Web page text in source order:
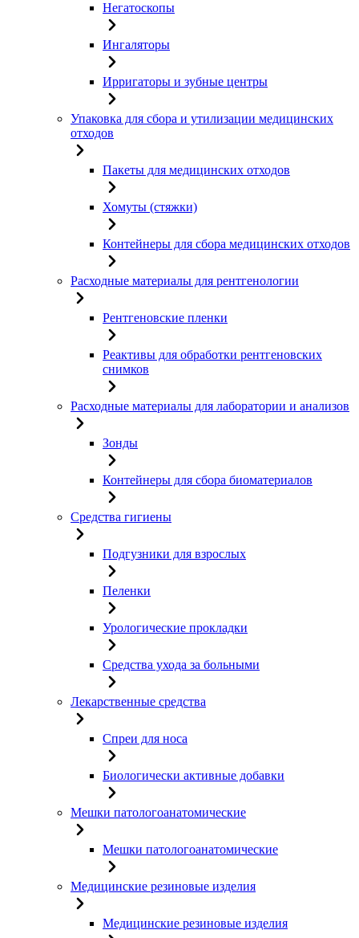
Негатоскопы
Ингаляторы
Ирригаторы и зубные центры
Упаковка для сбора и утилизации медицинских
отходов
Пакеты для медицинских отходов
Хомуты (стяжки)
Контейнеры для сбора медицинских отходов
Расходные материалы для рентгенологии
Рентгеновские пленки
Реактивы для обработки рентгеновских
снимков
Расходные материалы для лаборатории и анализов
Зонды
Контейнеры для сбора биоматериалов
Средства гигиены
Подгузники для взрослых
Пеленки
Урологические прокладки
Средства ухода за больными
Лекарственные средства
Спреи для носа
Биологически активные добавки
Мешки патологоанатомические
Мешки патологоанатомические
Медицинские резиновые изделия
Медицинские резиновые изделия